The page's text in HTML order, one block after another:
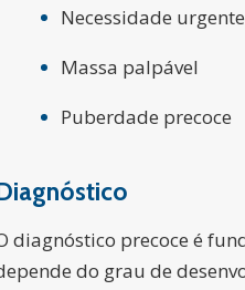
Necessidade
Massa palpável
Puberdade precoce
diagnóstico precoce é
do grau de